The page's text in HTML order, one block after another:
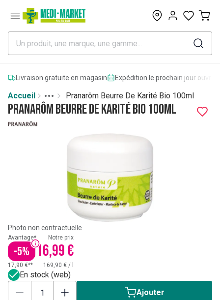
0
Livraison gratuite en magasin Expédition le prochain jour
Accueil
More
Toggle menu
Pranarôm Beurre De Karité Bio 100ml
Pranarôm Beurre De Karité Bio 100ml
Photo non contractuelle
Avantage*
-5%
Notre prix
16,99 €
17,90 €** 169,90 € /
En stock (web)
Ajouter